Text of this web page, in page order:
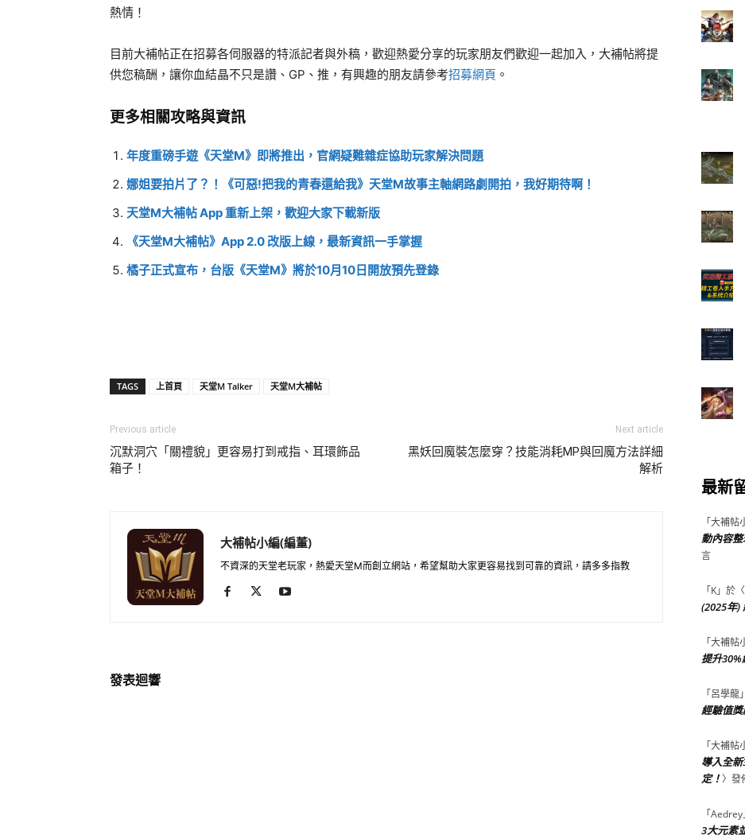
熱情！
目前大補帖正在招募各伺服器的特派記者與外稿，歡迎熱愛分享的玩家朋友們歡迎一起加入，大補帖將提
供您稿酬，讓你血結晶不只是讚、GP、推，有興趣的朋友請參考招募網頁 。
更多相關攻略與資訊
年度重磅手遊《天堂M》即將推出，官網疑難雜症協助玩家解決問題
娜姐要拍片了？！《可惡!把我的青春還給我》天堂M故事主軸網路劇開拍，我好期待啊！
天堂M大補帖 App 重新上架，歡迎大家下載新版
《天堂M大補帖》App 2.0 改版上線，最新資訊一手掌握
橘子正式宣布，台版《天堂M》將於10月10日開放預先登錄
TAGS 上首頁 天堂M Talker 天堂M大補帖
Previous article
沉默洞穴「關禮貌」更容易打到戒指、耳環飾品
箱子！
Next article
黑妖回魔裝怎麼穿？技能消耗MP與回魔方法詳細
解析
大補帖小編(編董)
不資深的天堂老玩家，熱愛天堂M而創立網站，希望幫助大家更容易找到可靠的資訊，請多多指教
發表迴響
最新
「大補帖
動內容
言
「K」於〈
(2025年)
「大補帖
提升
「呂學龍
經驗值
「大補帖
導入全
定！〉發
「Aedrey
3大元素